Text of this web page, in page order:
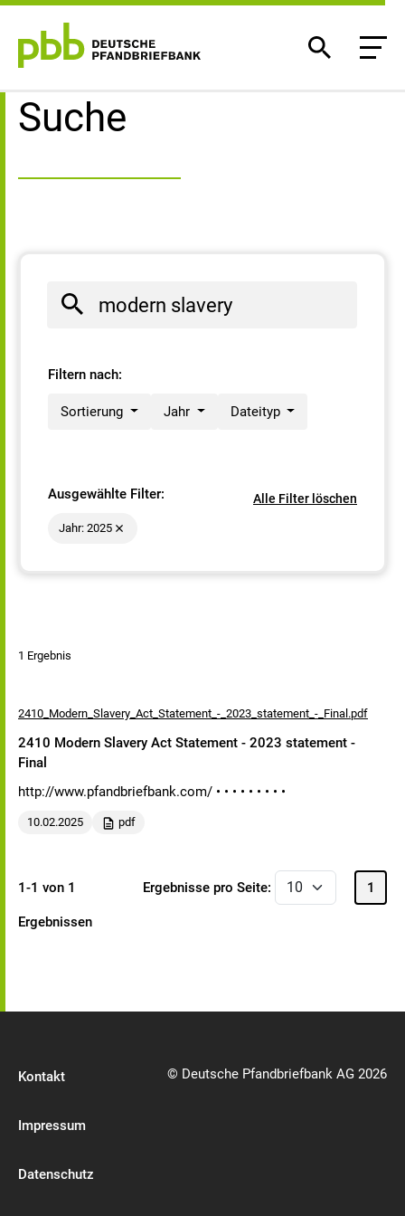
Suchergebnisse
Suche
Filtern nach:
Sortierung Jahr Dateityp
Ausgewählte Filter: Alle Filter löschen
Jahr: 2025
1 Ergebnis
2410_Modern_Slavery_Act_Statement_-_2023_statement_-_Final.pdf
2410 Modern Slavery Act Statement - 2023 statement -
Final
http://www.pfandbriefbank.com/ • • • • • • • • •
10.02.2025 pdf
1-1 von 1
Ergebnissen
Ergebnisse pro Seite: 1
Kontakt
Impressum
Datenschutz
© Deutsche Pfandbriefbank AG 2026